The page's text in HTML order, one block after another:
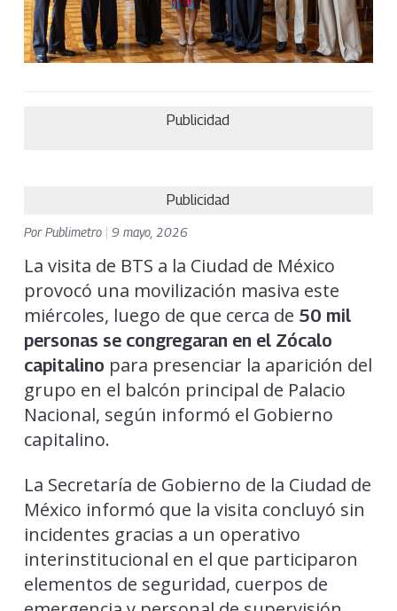
Publicidad
Publicidad
PorPublimetro 9 mayo, 2026
La visita de BTS a la Ciudad de México
provocó una movilización masiva este
miércoles, luego de que cerca de 50 mil
personas se congregaran en el Zócalo
capitalino para presenciar la aparición del
grupo en el balcón principal de Palacio
Nacional, según informó el Gobierno
capitalino.
La Secretaría de Gobierno de la Ciudad de
México informó que la visita concluyó sin
incidentes gracias a un operativo
interinstitucional en el que participaron
elementos de seguridad, cuerpos de